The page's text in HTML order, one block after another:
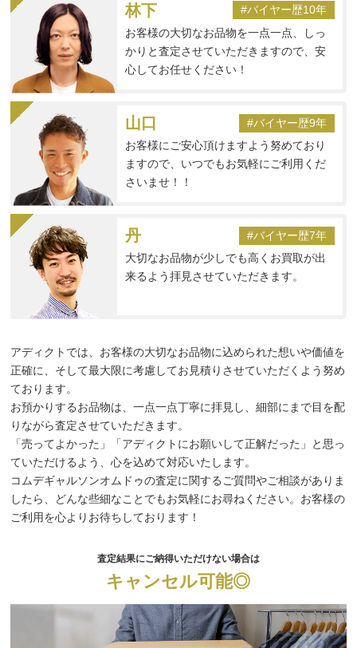
林下
#バイヤー歴10年
お客様の大切なお品物を一点一点、しっ
かりと査定させていただきますので、安
心してお任せください！
山口
#バイヤー歴9年
お客様にご安心頂けますよう努めており
ますので、いつでもお気軽にご利用くだ
さいませ！！
丹
#バイヤー歴7年
大切なお品物が少しでも高くお買取が出
来るよう拝見させていただきます。
アディクトでは、お客様の大切なお品物に込められた想いや価値を
正確に、そして最大限に考慮してお見積りさせていただくよう努め
ております。
お預かりするお品物は、一点一点丁寧に拝見し、細部にまで目を配
りながら査定させていただきます。
「売ってよかった」「アディクトにお願いして正解だった」と思っ
ていただけるよう、心を込めて対応いたします。
コムデギャルソンオムドゥの査定に関するご質問やご相談がありま
したら、どんな些細なことでもお気軽にお尋ねください。お客様の
ご利用を心よりお待ちしております！
査定結果にご納得いただけない場合は
キャンセル可能◎